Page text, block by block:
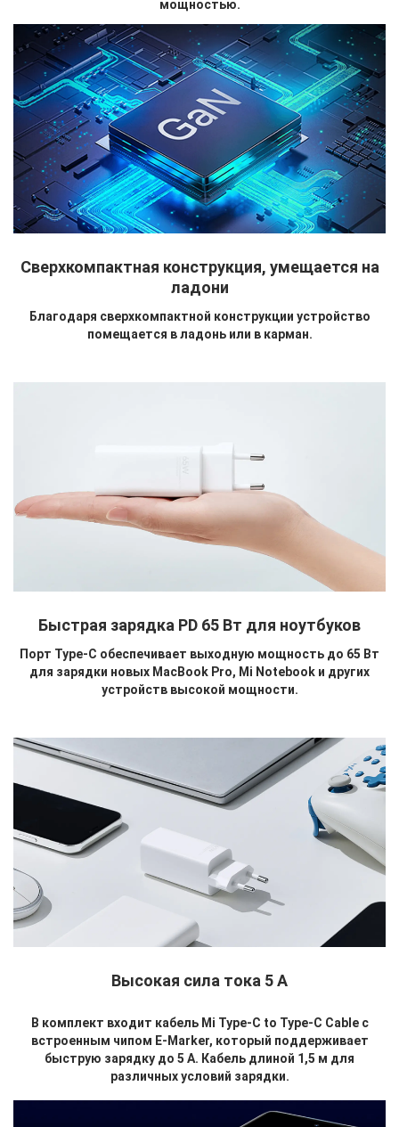
мощностью.
Сверхкомпактная конструкция, умещается на
ладони
Благодаря сверхкомпактной конструкции устройство
помещается в ладонь или в карман.
Быстрая зарядка PD 65 Вт для ноутбуков
Порт Type-C обеспечивает выходную мощность до 65 Вт
для зарядки новых MacBook Pro, Mi Notebook и других
устройств высокой мощности.
Высокая сила тока 5 А
В комплект входит кабель Mi Type-C to Type-C Cable с
встроенным чипом E-Marker, который поддерживает
быструю зарядку до 5 А. Кабель длиной 1,5 м для
различных условий зарядки.